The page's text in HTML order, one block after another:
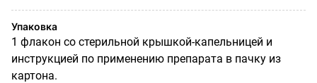
Упаковка
1 флакон со стерильной крышкой-капельницей и
инструкцией по применению препарата в пачку из
картона.